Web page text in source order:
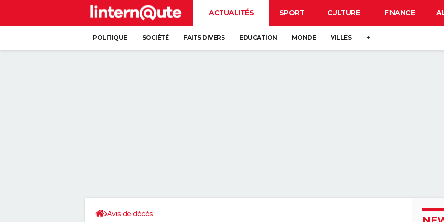
ACTUALITÉS SPORT CULTURE FINANCE
POLITIQUE SOCIÉTÉ FAITS DIVERS EDUCATION MONDE VILLES +
Avis de décès